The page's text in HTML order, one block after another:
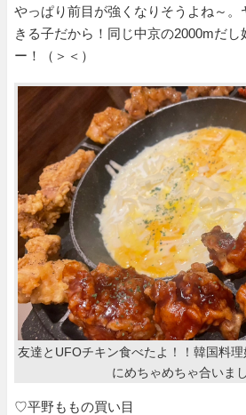
やっぱり前目が強くなりそうよね～
きる子だから！同じ中京の2000mだ
ー！（＞＜）
友達とUFOチキン食べたよ！！韓国料
にめちゃめちゃ合いま
♡平野ももの買い目